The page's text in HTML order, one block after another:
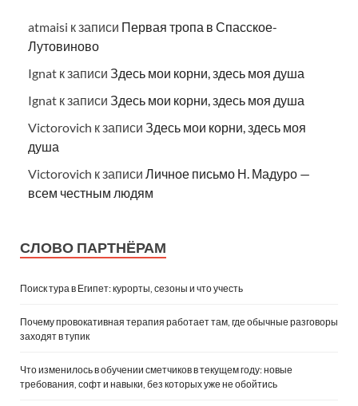
atmaisi к записи Первая тропа в Спасское-
Лутовиново
Ignat к записи Здесь мои корни, здесь моя душа
Ignat к записи Здесь мои корни, здесь моя душа
Victorovich к записи Здесь мои корни, здесь моя
душа
Victorovich к записи Личное письмо Н. Мадуро —
всем честным людям
СЛОВО ПАРТНЁРАМ
Поиск тура в Египет: курорты, сезоны и что учесть
Почему провокативная терапия работает там, где обычные разговоры
заходят в тупик
Что изменилось в обучении сметчиков в текущем году: новые
требования, софт и навыки, без которых уже не обойтись